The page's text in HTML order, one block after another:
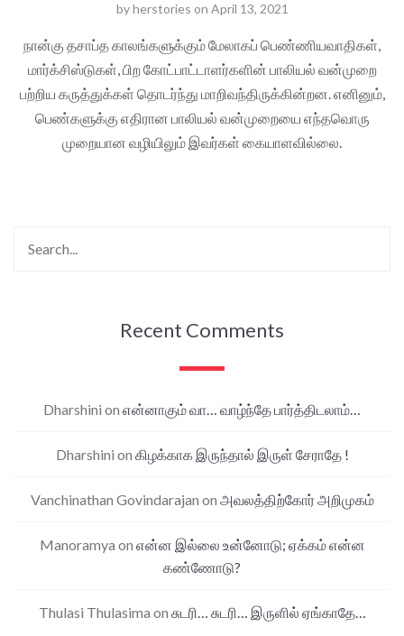
byherstories on April 13, 2021
நான்கு தசாப்த காலங்களுக்கும் மேலாகப் பெண்ணியவாதிகள்,
மார்க்சிஸ்டுகள், பிற கோட்பாட்டாளர்களின் பாலியல் வன்முறை
பற்றிய கருத்துக்கள் தொடர்ந்து மாறிவந்திருக்கின்றன. எனினும்,
பெண்களுக்கு எதிரான பாலியல் வன்முறையை எந்தவொரு
முறையான வழியிலும் இவர்கள் கையாளவில்லை.
Recent Comments
Dharshini on என்னாகும் வா… வாழ்ந்தே பார்த்திடலாம்…
Dharshini on கிழக்காக இருந்தால் இருள் சேராதே !
Vanchinathan Govindarajan on அவலத்திற்கோர் அறிமுகம்
Manoramya on என்ன இல்லை உன்னோடு; ஏக்கம் என்ன
கண்ணோடு?
Thulasi Thulasima on சுடரி… சுடரி… இருளில் ஏங்காதே…